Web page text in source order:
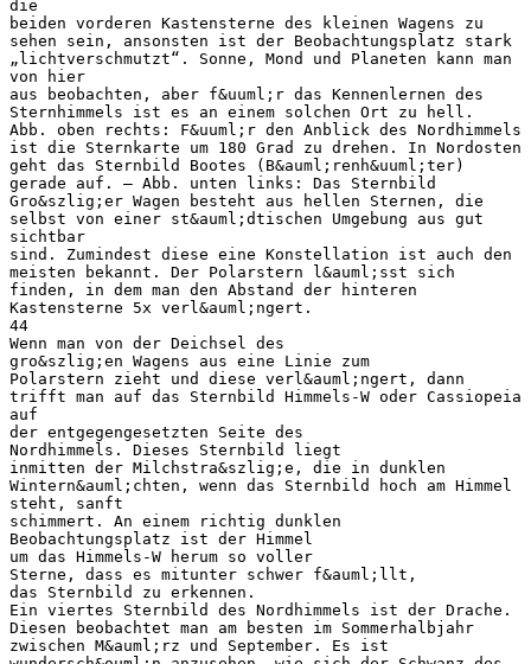
die
beiden vorderen Kastensterne des kleinen Wagens zu
sehen sein, ansonsten ist der Beobachtungsplatz stark
„lichtverschmutzt“. Sonne, Mond und Planeten kann man
von hier
aus beobachten, aber f&uuml;r das Kennenlernen des
Sternhimmels ist es an einem solchen Ort zu hell.
Abb. oben rechts: F&uuml;r den Anblick des Nordhimmels
ist die Sternkarte um 180 Grad zu drehen. In Nordosten
geht das Sternbild Bootes (B&auml;renh&uuml;ter)
gerade auf. – Abb. unten links: Das Sternbild
Gro&szlig;er Wagen besteht aus hellen Sternen, die
selbst von einer st&auml;dtischen Umgebung aus gut
sichtbar
sind. Zumindest diese eine Konstellation ist auch den
meisten bekannt. Der Polarstern l&auml;sst sich
finden, in dem man den Abstand der hinteren
Kastensterne 5x verl&auml;ngert.
44
Wenn man von der Deichsel des
gro&szlig;en Wagens aus eine Linie zum
Polarstern zieht und diese verl&auml;ngert, dann
trifft man auf das Sternbild Himmels-W oder Cassiopeia
auf
der entgegengesetzten Seite des
Nordhimmels. Dieses Sternbild liegt
inmitten der Milchstra&szlig;e, die in dunklen
Wintern&auml;chten, wenn das Sternbild hoch am Himmel
steht, sanft
schimmert. An einem richtig dunklen
Beobachtungsplatz ist der Himmel
um das Himmels-W herum so voller
Sterne, dass es mitunter schwer f&auml;llt,
das Sternbild zu erkennen.
Ein viertes Sternbild des Nordhimmels ist der Drache.
Diesen beobachtet man am besten im Sommerhalbjahr
zwischen M&auml;rz und September. Es ist